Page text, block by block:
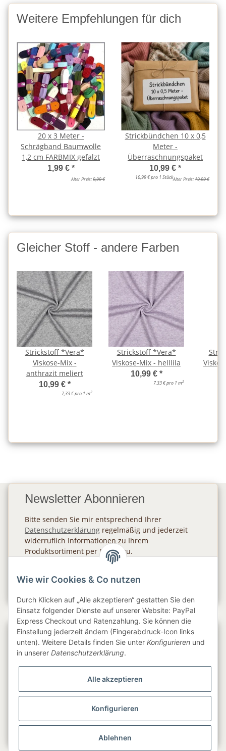
Weitere Empfehlungen für dich
20 x 3 Meter -
Schrägband Baumwolle
1,2 cm FARBMIX gefalzt
1,99 € *
Alter Preis:9,99 €
Strickbündchen 10 x 0,5
Meter -
Überraschnungspaket
10,99 € *
10,99 € pro 1 StückAlter Preis:19,99 €
Gleicher Stoff - andere Farben
Strickstoff *Vera*
Viskose-Mix -
anthrazit meliert
10,99 € *
7,33 € pro 1 m2
Strickstoff *Vera*
Viskose-Mix - helllila
10,99 € *
7,33 € pro 1 m2
Newsletter Abonnieren
Bitte senden Sie mir entsprechend Ihrer
Datenschutzerklärung regelmäßig und jederzeit
widerruflich Informationen zu Ihrem
Produktsortiment per E-Mail zu.
Gesetzliche Informationen
Wie wir Cookies & Co nutzen
Durch Klicken auf „Alle akzeptieren“ gestatten Sie den
Einsatz folgender Dienste auf unserer Website: PayPal
Express Checkout und Ratenzahlung. Sie können die
Einstellung jederzeit ändern (Fingerabdruck-Icon links
unten). Weitere Details finden Sie unter Konfigurieren und
in unserer Datenschutzerklärung.
Alle akzeptieren
Konfigurieren
Ablehnen